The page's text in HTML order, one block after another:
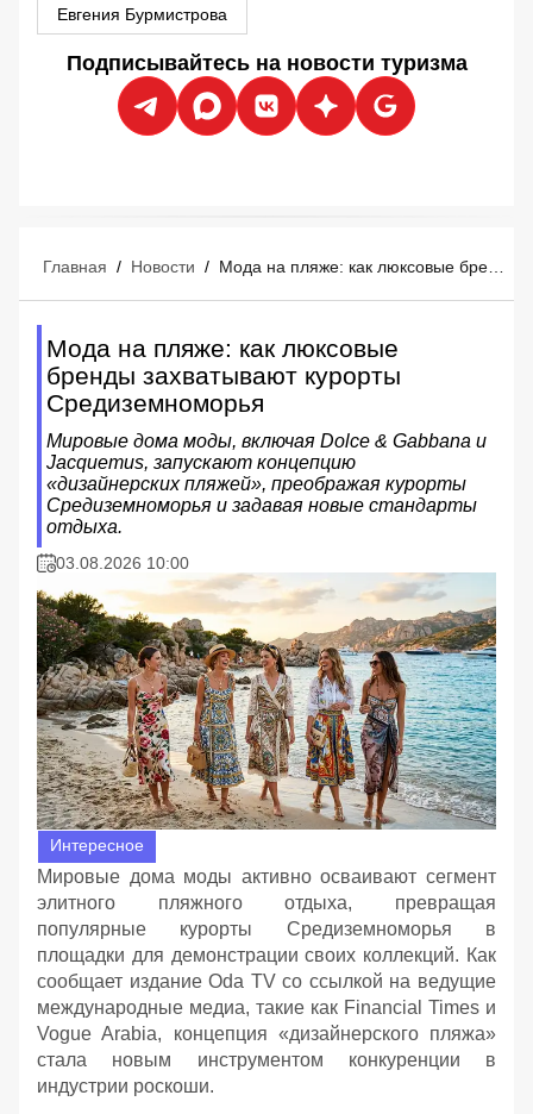
Евгения Бурмистрова
Подписывайтесь на новости туризма
Главная / Новости /
Мода на пляже: как люксовые
бренды захватывают курорты
Средиземноморья
Мировые дома моды, включая Dolce & Gabbana и
Jacquemus, запускают концепцию
«дизайнерских пляжей», преображая курорты
Средиземноморья и задавая новые стандарты
отдыха.
03.08.2026 10:00
Интересное
Мировые дома моды активно осваивают сегмент
элитного пляжного отдыха, превращая
популярные курорты Средиземноморья в
площадки для демонстрации своих коллекций. Как
сообщает издание Oda TV со ссылкой на ведущие
международные медиа, такие как Financial Times и
Vogue Arabia, концепция «дизайнерского пляжа»
стала новым инструментом конкуренции в
индустрии роскоши.